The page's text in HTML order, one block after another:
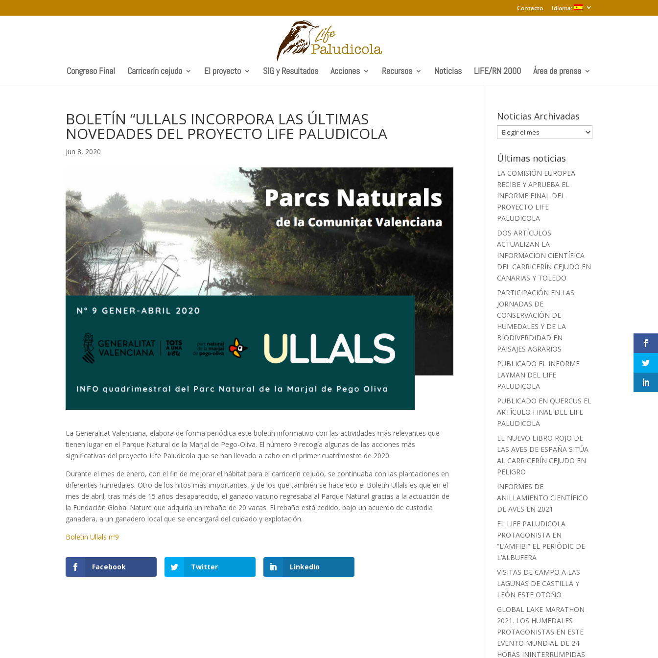
Contacto Idioma:
Congreso Final Carricerín cejudo El proyecto SIG y Resultados Acciones Recursos Noticias LIFE/RN 2000 Área de prensa
BOLETÍN “ULLALS INCORPORA LAS ÚLTIMAS
NOVEDADES DEL PROYECTO LIFE PALUDICOLA
jun 8, 2020
La Generalitat Valenciana, elabora de forma periódica este boletín informativo con las actividades más relevantes que
tienen lugar en el Parque Natural de la Marjal de Pego-Oliva. El número 9 recogía algunas de las acciones más
significativas del proyecto Life Paludicola que se han llevado a cabo en el primer cuatrimestre de 2020.
Durante el mes de enero, con el fin de mejorar el hábitat para el carricerín cejudo, se continuaba con las plantaciones en
diferentes humedales. Otro de los hitos más importantes, y de los que también se hace eco el Boletín Ullals es que en el
mes de abril, tras más de 15 años desaparecido, el ganado vacuno regresaba al Parque Natural gracias a la actuación de
la Fundación Global Nature que adquiría un rebaño de 20 vacas. El rebaño está cedido, bajo un acuerdo de custodia
ganadera, a un ganadero local que se encargará del cuidado y explotación.
Boletín Ullals nº9
Facebook Twitter LinkedIn
Noticias Archivadas
Noticias
Archivadas
Últimas noticias
LA COMISIÓN EUROPEA
RECIBE Y APRUEBA EL
INFORME FINAL DEL
PROYECTO LIFE
PALUDICOLA
DOS ARTÍCULOS
ACTUALIZAN LA
INFORMACION CIENTÍFICA
DEL CARRICERÍN CEJUDO EN
CANARIAS Y TOLEDO
PARTICIPACIÓN EN LAS
JORNADAS DE
CONSERVACIÓN DE
HUMEDALES Y DE LA
BIODIVERDIDAD EN
PAISAJES AGRARIOS
PUBLICADO EL INFORME
LAYMAN DEL LIFE
PALUDICOLA
PUBLICADO EN QUERCUS EL
ARTÍCULO FINAL DEL LIFE
PALUDICOLA
EL NUEVO LIBRO ROJO DE
LAS AVES DE ESPAÑA SITÚA
AL CARRICERÍN CEJUDO EN
PELIGRO
INFORMES DE
ANILLAMIENTO CIENTÍFICO
DE AVES EN 2021
EL LIFE PALUDICOLA
PROTAGONISTA EN
“L’AMFIBI” EL PERIÒDIC DE
L’ALBUFERA
VISITAS DE CAMPO A LAS
LAGUNAS DE CASTILLA Y
LEÓN ESTE OTOÑO
GLOBAL LAKE MARATHON
2021. LOS HUMEDALES
PROTAGONISTAS EN ESTE
EVENTO MUNDIAL DE 24
HORAS ININTERRUMPIDAS